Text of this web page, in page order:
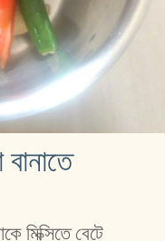
মিক্সিতে বেটে